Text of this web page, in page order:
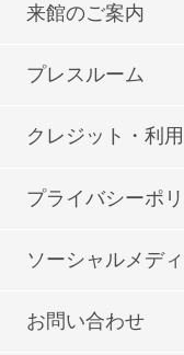
来館のご案内
プレスルーム
クレジット・利
プライバシーポ
ソーシャルメデ
お問い合わせ